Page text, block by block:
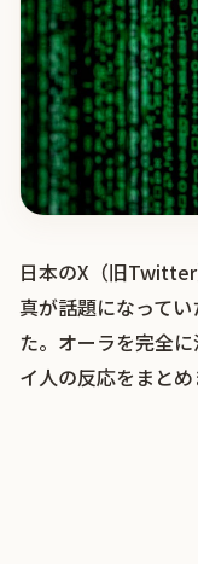
日本のX（旧
真が話題になって
た。オーラを完全
イ人の反応をまとめ